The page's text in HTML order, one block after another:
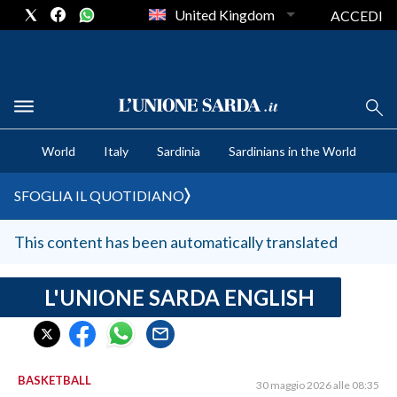
CRONACA SARDEGNA
CAGLIARI
SULCIS IGLESIENTE
MEDIO CAMPIDANO
SASSARI E PROVINCIA
GALLURA
NUORO E PROVINCIA
United Kingdom ACCEDI
World Italy Sardinia Sardinians in the World
SFOGLIA IL QUOTIDIANO
This content has been automatically translated
L'UNIONE SARDA ENGLISH
BASKETBALL 30 maggio 2026 alle 08:35